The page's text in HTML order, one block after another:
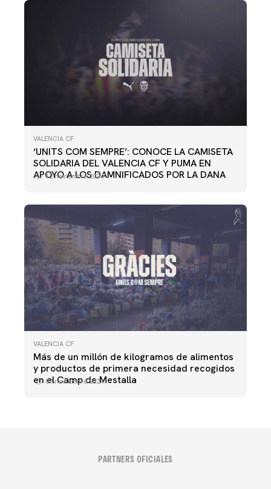
VALENCIA CF
‘UNITS COM SEMPRE’: CONOCE LA CAMISETA
SOLIDARIA DEL VALENCIA CF Y PUMA EN
APOYO A LOS DAMNIFICADOS POR LA DANA
12 noviembre 2024
VALENCIA CF
Más de un millón de kilogramos de alimentos
y productos de primera necesidad recogidos
en el Camp de Mestalla
04 noviembre 2024
PARTNERS OFICIALES